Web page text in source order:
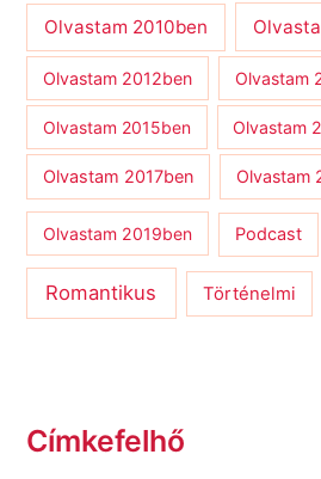
Olvastam 2010ben
Olvastam 2012ben Olvastam
Olvastam 2015ben Olvastam
Olvastam 2017ben Olvastam
Olvastam 2019ben Podcast
Romantikus Történelmi
Címkefelhő